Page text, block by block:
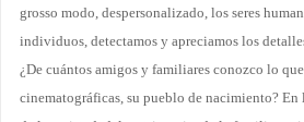
grosso modo, despersonalizado, los seres
individuos, detectamos y apreciamos los
¿De cuántos amigos y familiares conozco lo
cinematográficas, su pueblo de nacimiento?